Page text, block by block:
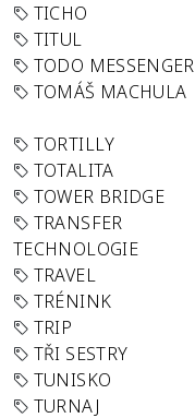
TICHO
TITUL
TODO MESSENGER
TOMÁŠ MACHULA
TORTILLY
TOTALITA
TOWER BRIDGE
TRANSFER
TECHNOLOGIE
TRAVEL
TRÉNINK
TRIP
TŘI SESTRY
TUNISKO
TURNAJ